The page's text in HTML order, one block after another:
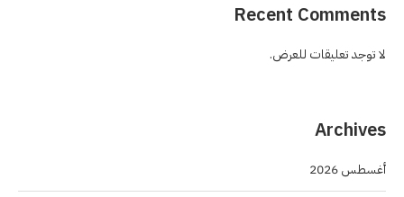
Recent Comments
لا توجد تعليقات للعرض.
Archives
أغسطس 2026